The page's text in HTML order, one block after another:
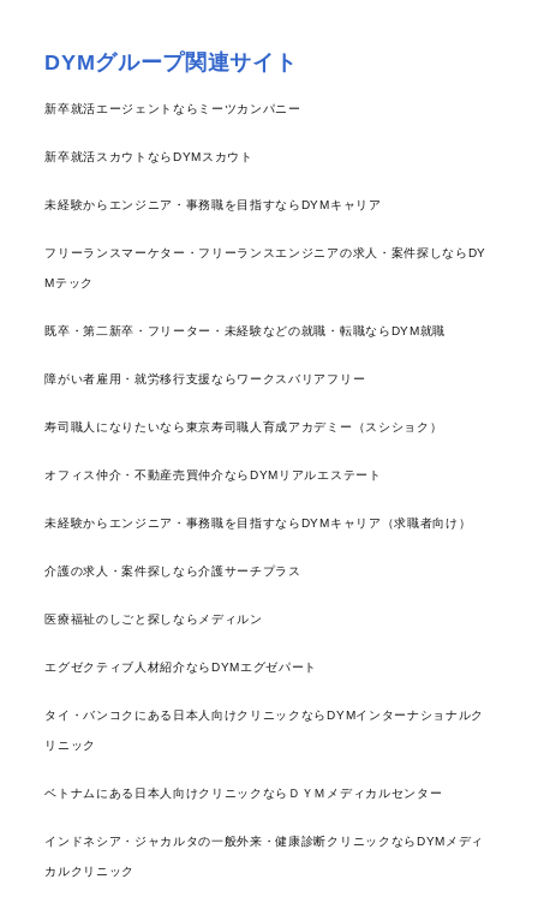
DYMグループ関連サイト
新卒就活エージェントならミーツカンパニー
新卒就活スカウトならDYMスカウト
未経験からエンジニア・事務職を目指すならDYMキャリア
フリーランスマーケター・フリーランスエンジニアの求人・案件探しならDY
Mテック
既卒・第二新卒・フリーター・未経験などの就職・転職ならDYM就職
障がい者雇用・就労移行支援ならワークスバリアフリー
寿司職人になりたいなら東京寿司職人育成アカデミー（スシショク）
オフィス仲介・不動産売買仲介ならDYMリアルエステート
未経験からエンジニア・事務職を目指すならDYMキャリア（求職者向け）
介護の求人・案件探しなら介護サーチプラス
医療福祉のしごと探しならメディルン
エグゼクティブ人材紹介ならDYMエグゼパート
タイ・バンコクにある日本人向けクリニックならDYMインターナショナルク
リニック
ベトナムにある日本人向けクリニックならＤＹＭメディカルセンター
インドネシア・ジャカルタの一般外来・健康診断クリニックならDYMメディ
カルクリニック